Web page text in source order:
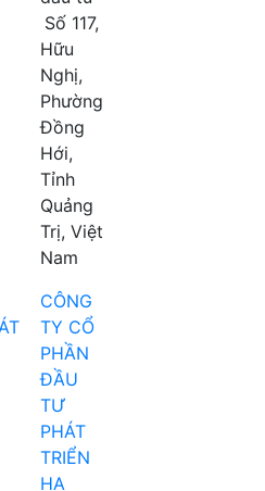
Số 117,
Hữu
Nghị,
Phường
Đồng
Hới,
Tỉnh
Quảng
Trị, Việt
Nam
CÔNG
TY CỔ
PHẦN
ĐẦU
TƯ
PHÁT
TRIỂN
HẠ